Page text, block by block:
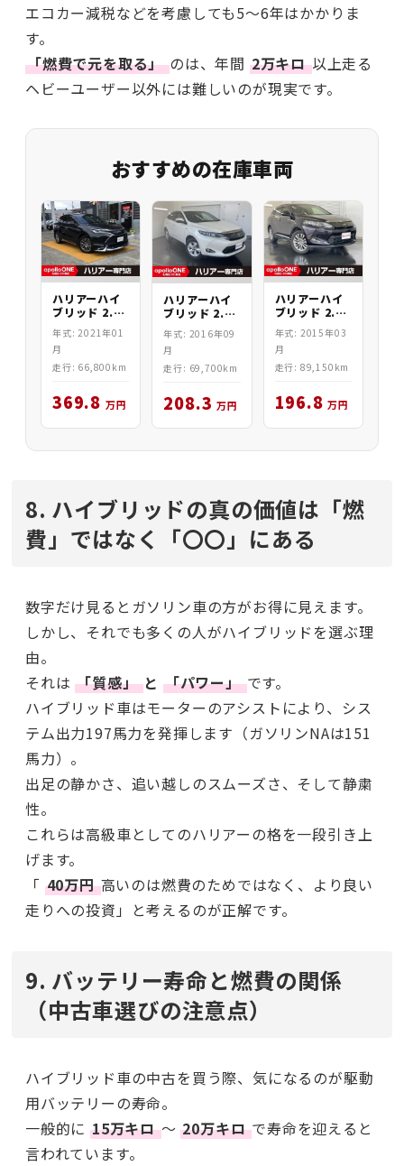
エコカー減税などを考慮しても5〜6年はかかりま
す。
「燃費で元を取る」のは、年間 2万キロ以上走る
ヘビーユーザー以外には難しいのが現実です。
おすすめの在庫車両
ハリアーハイ
ブリッド 2.5
Z Leather
4WD
年式: 2021年01
月
走行: 66,800km
369.8 万円
ハリアーハイ
ブリッド 2.5
ELEGANCE
4WD
年式: 2016年09
月
走行: 69,700km
208.3 万円
ハリアーハイ
ブリッド 2.5
PREMIUM
ADV 4WD
年式: 2015年03
月
走行: 89,150km
196.8 万円
8. ハイブリッドの真の価値は「燃
費」ではなく「〇〇」にある
数字だけ見るとガソリン車の方がお得に見えます。
しかし、それでも多くの人がハイブリッドを選ぶ理
由。
それは「質感」と 「パワー」です。
ハイブリッド車はモーターのアシストにより、シス
テム出力197馬力を発揮します（ガソリンNAは151
馬力）。
出足の静かさ、追い越しのスムーズさ、そして静粛
性。
これらは高級車としてのハリアーの格を一段引き上
げます。
「 40万円高いのは燃費のためではなく、より良い
走りへの投資」と考えるのが正解です。
9. バッテリー寿命と燃費の関係
（中古車選びの注意点）
ハイブリッド車の中古を買う際、気になるのが駆動
用バッテリーの寿命。
一般的に 15万キロ〜20万キロで寿命を迎えると
言われています。